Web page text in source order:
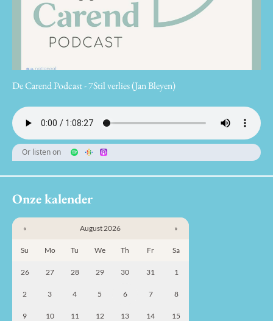
De Carend Podcast - 7Stil verlies (Jan Bleyen)
Or listen on
Onze kalender
« August 2026 »
Su Mo Tu We Th Fr Sa
26 27 28 29 30 31 1
2 3 4 5 6 7 8
9 10 11 12 13 14 15